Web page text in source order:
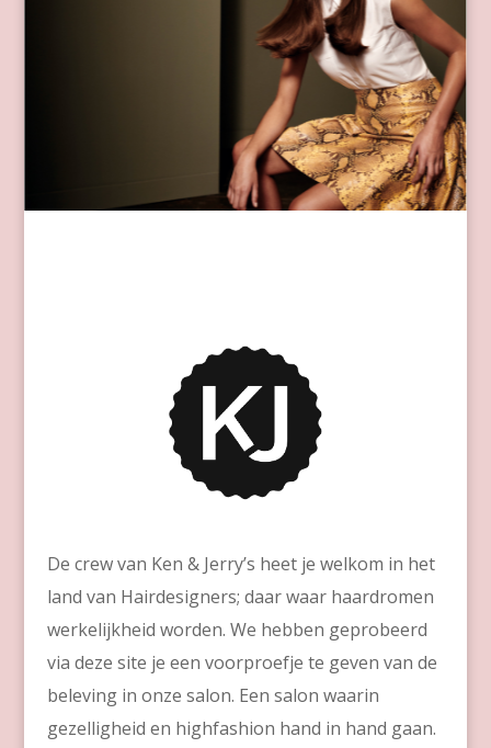
De crew van Ken & Jerry’s heet je welkom in het
land van Hairdesigners; daar waar haardromen
werkelijkheid worden. We hebben geprobeerd
via deze site je een voorproefje te geven van de
beleving in onze salon. Een salon waarin
gezelligheid en highfashion hand in hand gaan.